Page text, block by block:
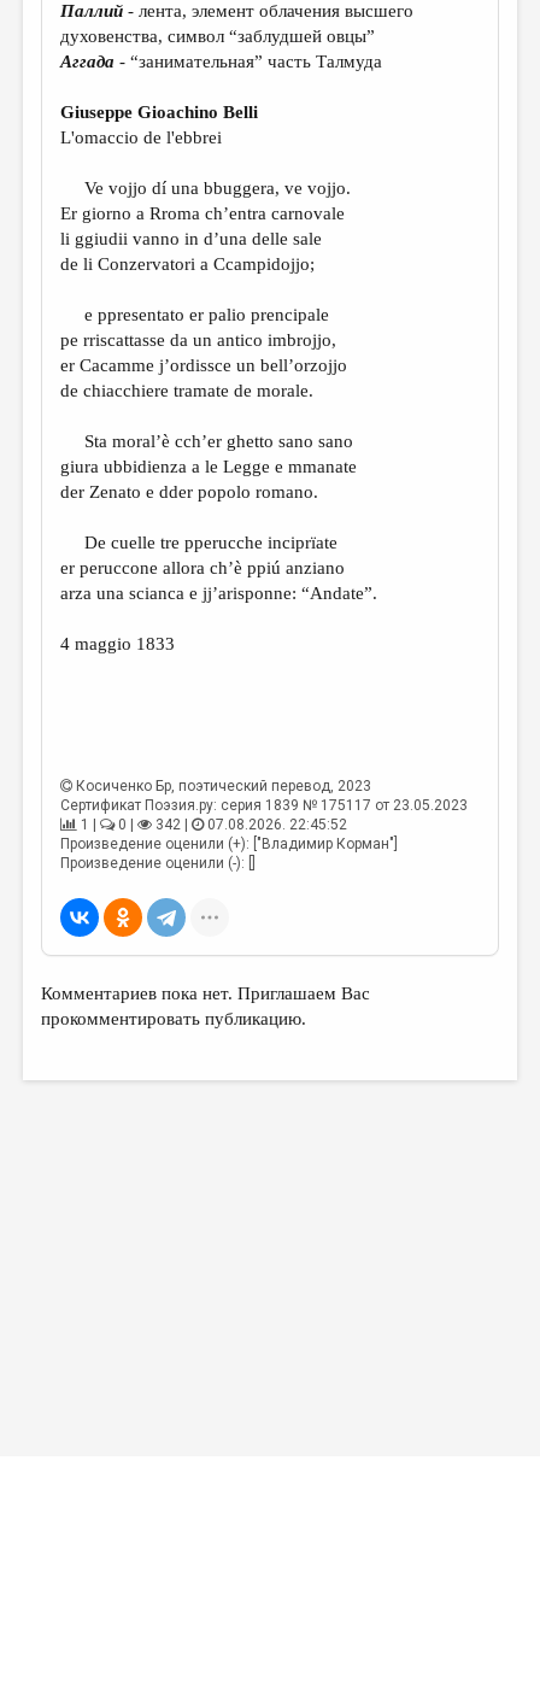
ОТ РЕДАКЦИИ
МАЛАЯ ПРОЗА
ЭССЕИСТИКА
КУЛЬТУРОВЕДЕНИЕ
ПУБЛИЦИСТИКА
ЦИКЛЫ ПУБЛИКАЦИЙ
ТРЕДИАКОВСКИЙ
ВКОНТАКТЕ
Паллий - лента, элемент облачения высшего
духовенства, символ “заблудшей овцы”
Аггада - “занимательная” часть Талмуда
Giuseppe Gioachino Belli
L'omaccio de l'ebbrei
Ve vojjo dí una bbuggera, ve vojjo.
Er giorno a Rroma ch’entra carnovale
li ggiudii vanno in d’una delle sale
de li Conzervatori a Ccampidojjo;
e ppresentato er palio prencipale
pe rriscattasse da un antico imbrojjo,
er Cacamme j’ordissce un bell’orzojjo
de chiacchiere tramate de morale.
Sta moral’è cch’er ghetto sano sano
giura ubbidienza a le Legge e mmanate
der Zenato e dder popolo romano.
De cuelle tre pperucche inciprïate
er peruccone allora ch’è ppiú anziano
arza una scianca e jj’arisponne: “Andate”.
4 maggio 1833
Косиченко Бр, поэтический перевод, 2023
Сертификат Поэзия.ру: серия 1839 № 175117 от 23.05.2023
1 |
0 | 342 |
07.08.2026. 22:45:52
Произведение оценили (+): ["Владимир Корман"]
Произведение оценили (-): []
Комментариев пока нет. Приглашаем Вас
прокомментировать публикацию.